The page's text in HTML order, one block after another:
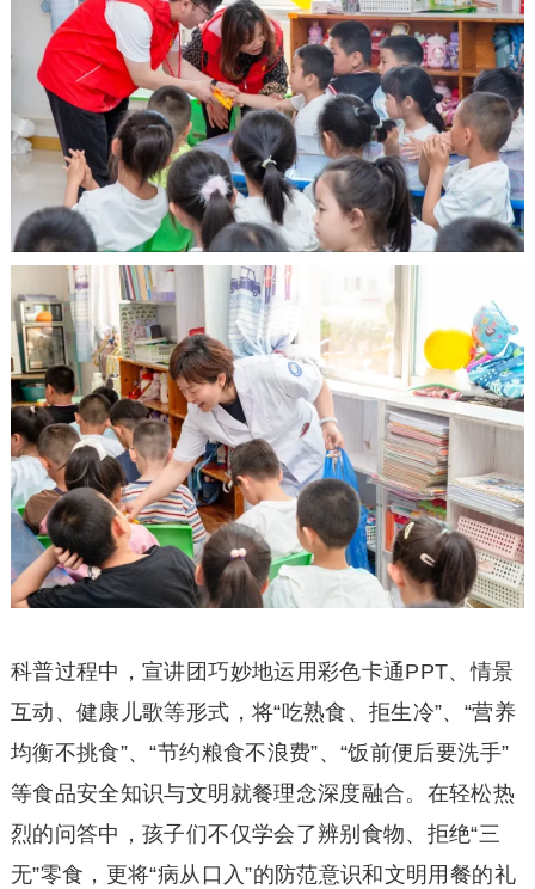
科普过程中，宣讲团巧妙地运用彩色卡通PPT、情景
互动、健康儿歌等形式，将“吃熟食、拒生冷”、“营养
均衡不挑食”、“节约粮食不浪费”、“饭前便后要洗手”
等食品安全知识与文明就餐理念深度融合。在轻松热
烈的问答中，孩子们不仅学会了辨别食物、拒绝“三
无”零食，更将“病从口入”的防范意识和文明用餐的礼